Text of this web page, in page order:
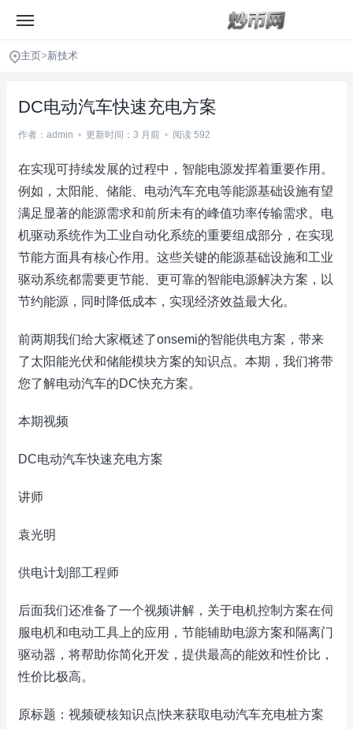
主页>新技术
DC电动汽车快速充电方案
作者：admin • 更新时间：3 月前 • 阅读 592
在实现可持续发展的过程中，智能电源发挥着重要作用。
例如，太阳能、储能、电动汽车充电等能源基础设施有望
满足显著的能源需求和前所未有的峰值功率传输需求。电
机驱动系统作为工业自动化系统的重要组成部分，在实现
节能方面具有核心作用。这些关键的能源基础设施和工业
驱动系统都需要更节能、更可靠的智能电源解决方案，以
节约能源，同时降低成本，实现经济效益最大化。
前两期我们给大家概述了onsemi的智能供电方案，带来
了太阳能光伏和储能模块方案的知识点。本期，我们将带
您了解电动汽车的DC快充方案。
本期视频
DC电动汽车快速充电方案
讲师
袁光明
供电计划部工程师
后面我们还准备了一个视频讲解，关于电机控制方案在伺
服电机和电动工具上的应用，节能辅助电源方案和隔离门
驱动器，将帮助你简化开发，提供最高的能效和性价比，
性价比极高。
原标题：视频硬核知识点|快来获取电动汽车充电桩方案